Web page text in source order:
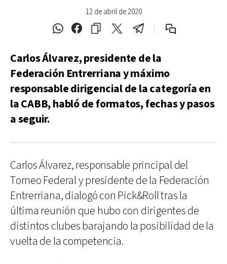
12 de abril de 2020
Carlos Álvarez, presidente de la
Federación Entrerriana y máximo
responsable dirigencial de la categoría en
la CABB, habló de formatos, fechas y pasos
a seguir.
Carlos Álvarez, responsable principal del
Torneo Federal y presidente de la Federación
Entrerriana, dialogó con Pick&Roll tras la
última reunión que hubo con dirigentes de
distintos clubes barajando la posibilidad de la
vuelta de la competencia.